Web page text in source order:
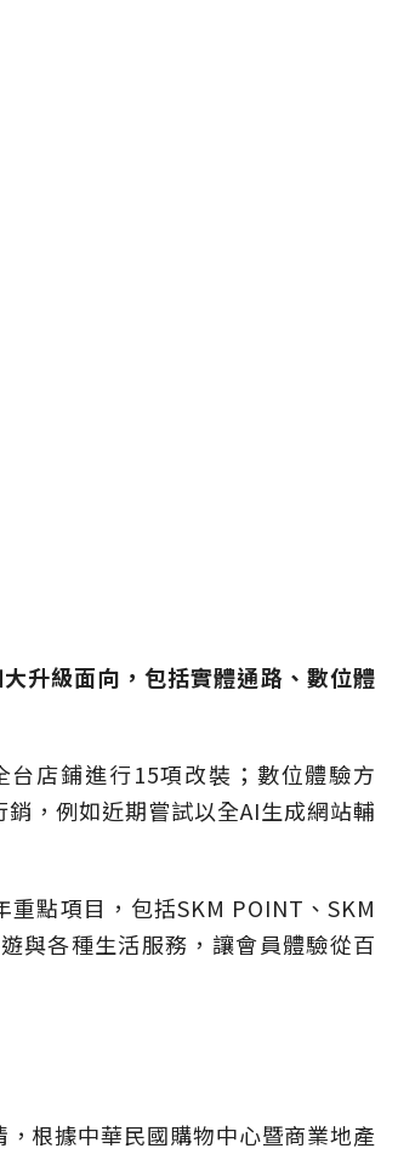
升級面向，包括實體通路、數位體
店鋪進行15項改裝；數位體驗方
，例如近期嘗試以全AI生成網站輔
點項目，包括SKM POINT、SKM
與各種生活服務，讓會員體驗從百
根據中華民國購物中心暨商業地產